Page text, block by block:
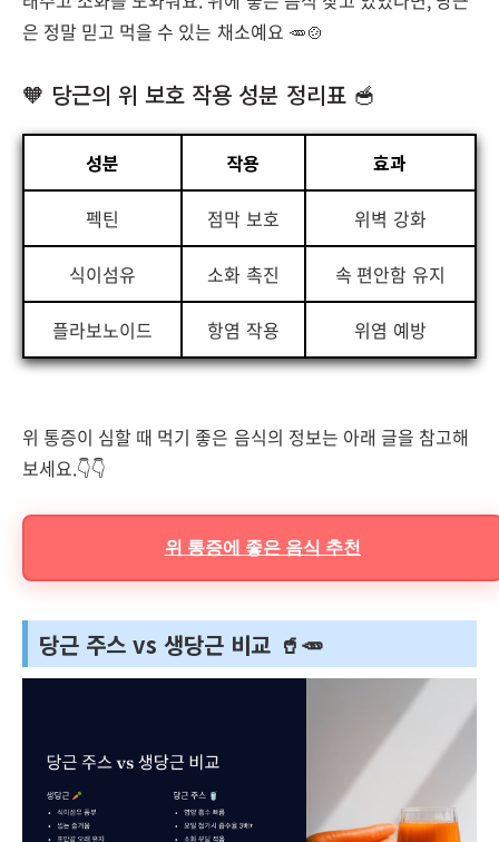
은 정말 믿고 먹을 수 있는 채소예요 🥕🍲
🧡 당근의 위 보호 작용 성분 정리표 🥣
성분 작용 효과
펙틴 점막 보호 위벽 강화
식이섬유 소화 촉진 속 편안함 유지
플라보노이드 항염 작용 위염 예방
위 통증이 심할 때 먹기 좋은 음식의 정보는 아래 글을 참고해
보세요.👇👇
위 통증에 좋은 음식 추천
당근 주스 vs 생당근 비교 🥤🥕